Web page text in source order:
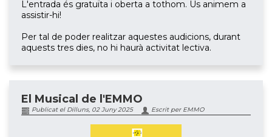
L'entrada és gratuïta i oberta a tothom. Us animem a
assistir-hi!
Per tal de poder realitzar aquestes audicions, durant
aquests tres dies, no hi haurà activitat lectiva.
El Musical de l'EMMO
Publicat el Dilluns, 02 Juny 2025 Escrit per EMMO